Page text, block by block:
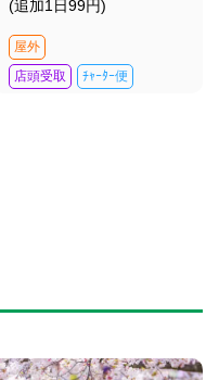
(追加1日99円)
屋外
店頭受取
ﾁｬｰﾀｰ便